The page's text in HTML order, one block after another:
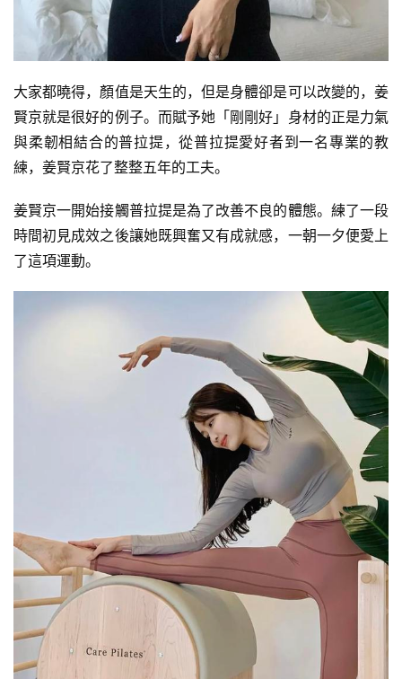
大家都曉得，顏值是天生的，但是身體卻是可以改變的，姜
賢京就是很好的例子。而賦予她「剛剛好」身材的正是力氣
與柔韌相結合的普拉提，從普拉提愛好者到一名專業的教
練，姜賢京花了整整五年的工夫。
姜賢京一開始接觸普拉提是為了改善不良的體態。練了一段
時間初見成效之後讓她既興奮又有成就感，一朝一夕便愛上
了這項運動。